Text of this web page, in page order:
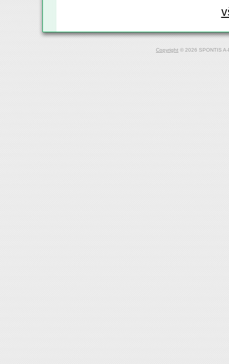
Copyright © 2026 SPONTIS